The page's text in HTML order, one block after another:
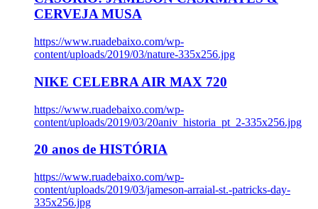
CERVEJA MUSA
https://www.ruadebaixo.com/wp-
content/uploads/2019/03/nature-335x256.jpg
NIKE CELEBRA AIR MAX 720
https://www.ruadebaixo.com/wp-
content/uploads/2019/03/20aniv_historia_pt_2-335x256.jpg
20 anos de HISTÓRIA
https://www.ruadebaixo.com/wp-
content/uploads/2019/03/jameson-arraial-st.-patricks-day-
335x256.jpg